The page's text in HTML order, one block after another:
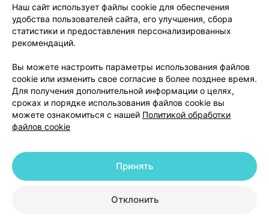
О проекте
Новости проекта
Размещение рекламы
Медицинский маркетинг
Публичный договор
Доставка
Способы оплаты
Вакансии
Партнеры
Написать руководителю 103.by
Написать в поддержку
Персональные настройки Cookie
© 2026 ООО «Артокс Лаб», УНП 191700409 | 220012, Республика Беларусь,
+375 291212755
Наш сайт использует файлы cookie для обеспечения
удобства пользователей сайта, его улучшения, сбора
статистики и предоставления персонализированных
рекомендаций.
Вы можете настроить параметры использования файлов
cookie или изменить свое согласие в более позднее время.
Для получения дополнительной информации о целях,
сроках и порядке использования файлов cookie вы
можете ознакомиться с нашей Политикой обработки
файлов cookie
Отклонить
Принять